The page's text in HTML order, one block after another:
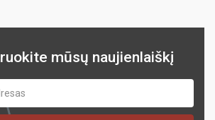
mūsų naujienlaiškį